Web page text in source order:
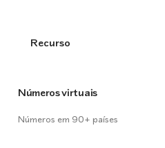
Recurso
Números virtuais
Números em 90+ países